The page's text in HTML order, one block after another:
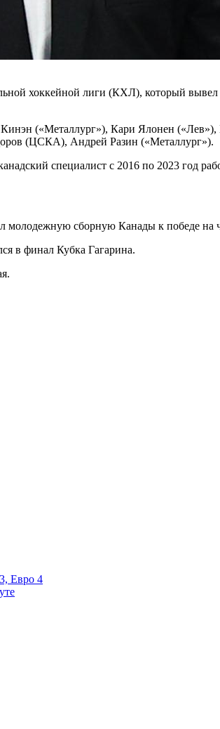
хоккейной лиги (КХЛ), который
(«Металлург»), Кари Ялонен
(ЦСКА), Андрей Разин («Металлург»).
специалист с 2016 по 2023 год
молодежную сборную Канады к победе на
в финал Кубка Гагарина.
Евро 4